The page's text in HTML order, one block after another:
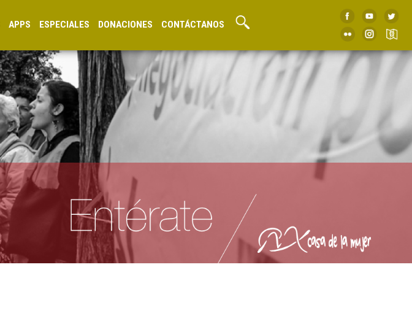
APPS ESPECIALES DONACIONES CONTÁCTANOS